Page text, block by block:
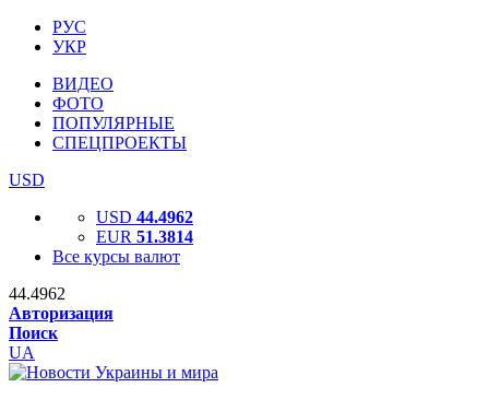
РУС
УКР
ВИДЕО
ФОТО
ПОПУЛЯРНЫЕ
СПЕЦПРОЕКТЫ
USD
USD 44.4962
EUR 51.3814
Все курсы валют
44.4962
Авторизация
Поиск
UA